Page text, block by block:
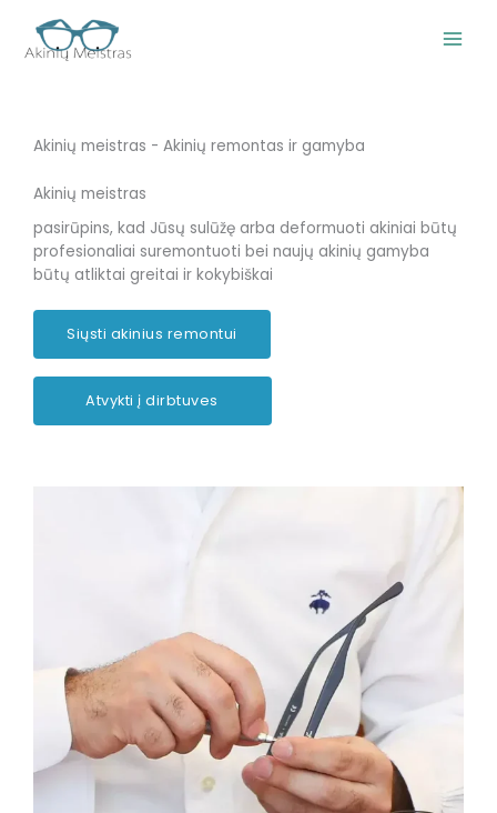
turinio
Akinių meistras - Akinių remontas ir gamyba
Akinių meistras
pasirūpins, kad Jūsų sulūžę arba deformuoti akiniai būtų
profesionaliai suremontuoti bei naujų akinių gamyba
būtų atliktai greitai ir kokybiškai
Siųsti akinius remontui
Atvykti į dirbtuves